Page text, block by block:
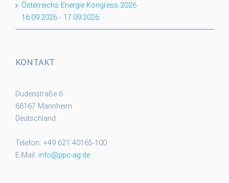
Österreichs Energie Kongress 2026
16.09.2026 - 17.09.2026
KONTAKT
Dudenstraße 6
68167 Mannheim
Deutschland
Telefon: +49 621 40165-100
E-Mail: info@ppc-ag.de